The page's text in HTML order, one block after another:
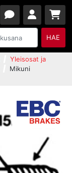
HAE
Yleisosat ja
Mikuni